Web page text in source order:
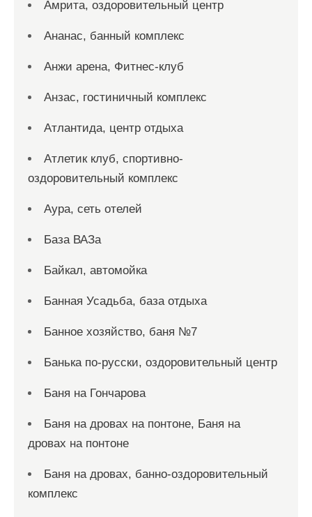
Амрита, оздоровительный центр
Ананас, банный комплекс
Анжи арена, Фитнес-клуб
Анзас, гостиничный комплекс
Атлантида, центр отдыха
Атлетик клуб, спортивно-
оздоровительный комплекс
Аура, сеть отелей
База ВАЗа
Байкал, автомойка
Банная Усадьба, база отдыха
Банное хозяйство, баня №7
Банька по-русски, оздоровительный центр
Баня на Гончарова
Баня на дровах на понтоне, Баня на
дровах на понтоне
Баня на дровах, банно-оздоровительный
комплекс